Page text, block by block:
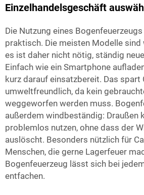
Einzelhandelsgeschäft
Die Nutzung eines
praktisch. Die meisten Modelle
es ist daher nicht nötig, ständig
Einfach wie ein Smartphone
kurz darauf einsatzbereit. Das spart
umweltfreundlich, da kein
weggeworfen werden muss.
außerdem windbeständig: Draußen
problemlos nutzen, ohne dass der
auslöscht. Besonders nützlich für
Menschen, die gerne Lagerfeuer
Bogenfeuerzeug lässt sich bei
entfachen.